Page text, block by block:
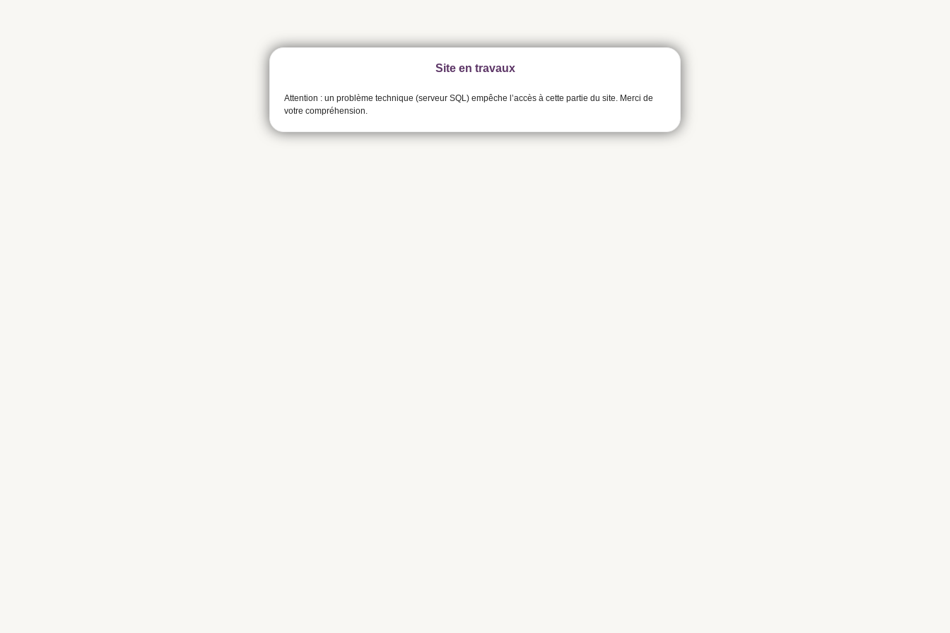
Site en travaux
Attention : un problème technique (serveur SQL) empêche l’accès à cette partie du site. Merci de
votre compréhension.